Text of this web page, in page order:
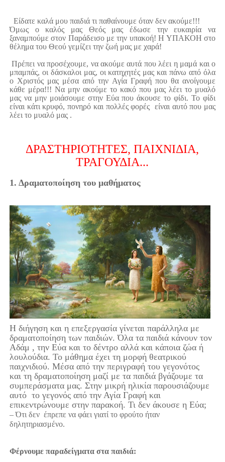
Είδατε καλά μου παιδιά τι παθαίνουμε όταν δεν ακούμε!!!
Όμως ο καλός μας Θεός μας έδωσε την ευκαιρία να
ξαναμπούμε στον Παράδεισο με την υπακοή! Η ΥΠΑΚΟΗ στο
θέλημα του Θεού γεμίζει την ζωή μας με χαρά!
Πρέπει να προσέχουμε, να ακούμε αυτά που λέει η μαμά και ο
μπαμπάς, οι δάσκαλοι μας, οι κατηχητές μας και πάνω από όλα
ο Χριστός μας μέσα από την Αγία Γραφή που θα ανοίγουμε
κάθε μέρα!!! Να μην ακούμε το κακό που μας λέει το μυαλό
μας να μην μοιάσουμε στην Εύα που άκουσε το φίδι. Το φίδι
είναι κάτι κρυφό, πονηρό και πολλές φορές είναι αυτό που μας
λέει το μυαλό μας .
ΔΡΑΣΤΗΡΙΟΤΗΤΕΣ, ΠΑΙΧΝΙΔΙΑ,
ΤΡΑΓΟΥΔΙΑ...
1. Δραματοποίηση του μαθήματος
Η διήγηση και η επεξεργασία γίνεται παράλληλα με
δραματοποίηση των παιδιών. Όλα τα παιδιά κάνουν τον
Αδάμ , την Εύα και το δέντρο αλλά και κάποια ζώα ή
λουλούδια. Το μάθημα έχει τη μορφή θεατρικού
παιχνιδιού. Μέσα από την περιγραφή του γεγονότος
και τη δραματοποίηση μαζί με τα παιδιά βγάζουμε τα
συμπεράσματα μας. Στην μικρή ηλικία παρουσιάζουμε
αυτό το γεγονός από την Αγία Γραφή και
επικεντρώνουμε στην παρακοή. Τι δεν άκουσε η Εύα;
– Ότι δεν έπρεπε να φάει γιατί το φρούτο ήταν
δηλητηριασμένο.
Φέρνουμε παραδείγματα στα παιδιά: